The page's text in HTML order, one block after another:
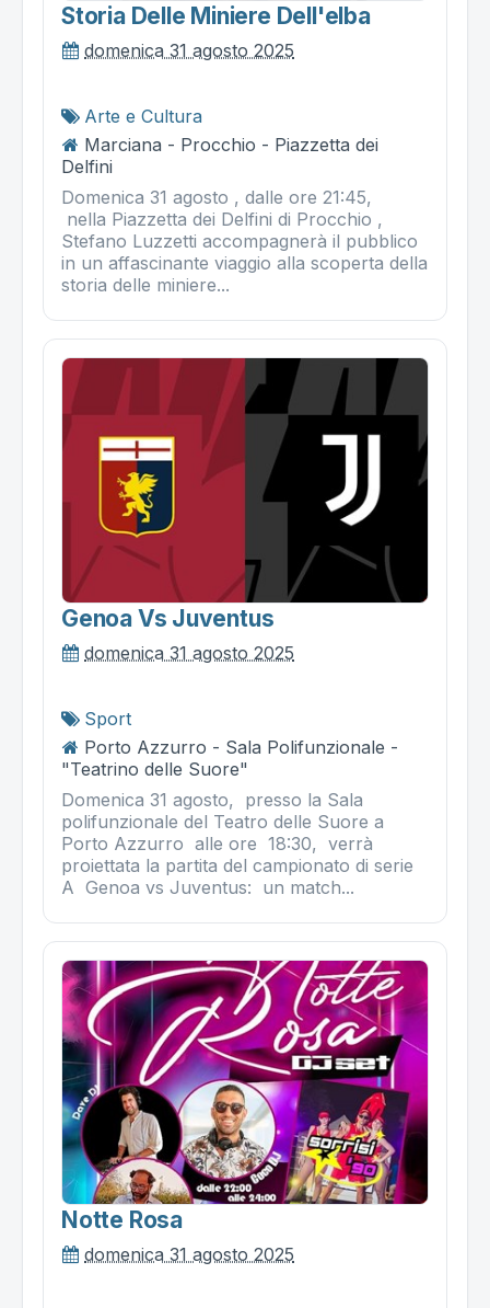
Storia Delle Miniere Dell'elba
domenica 31 agosto 2025
Arte e Cultura
Marciana - Procchio - Piazzetta dei
Delfini
Domenica 31 agosto , dalle ore 21:45,
nella Piazzetta dei Delfini di Procchio ,
Stefano Luzzetti accompagnerà il pubblico
in un affascinante viaggio alla scoperta della
storia delle miniere...
Genoa Vs Juventus
domenica 31 agosto 2025
Sport
Porto Azzurro - Sala Polifunzionale -
"Teatrino delle Suore"
Domenica 31 agosto, presso la Sala
polifunzionale del Teatro delle Suore a
Porto Azzurro alle ore 18:30, verrà
proiettata la partita del campionato di serie
A Genoa vs Juventus: un match...
Notte Rosa
domenica 31 agosto 2025